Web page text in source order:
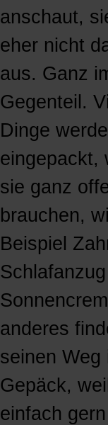
anschaut,
eher nicht
aus. Ganz
Gegenteil.
Dinge
eingepackt,
sie ganz
brauchen,
Beispiel
anderes
seinen Weg
Gepäck,
einfach